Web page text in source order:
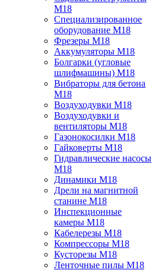
M18
Специализированное
оборудование M18
Фрезеры M18
Аккумуляторы M18
Болгарки (угловые
шлифмашины) M18
Вибраторы для бетона
M18
Воздуходувки M18
Воздуходувки и
вентиляторы M18
Газонокосилки M18
Гайковерты M18
Гидравлические насосы
M18
Динамики M18
Дрели на магнитной
станине M18
Инспекционные
камеры M18
Кабелерезы M18
Компрессоры M18
Кусторезы M18
Ленточные пилы M18